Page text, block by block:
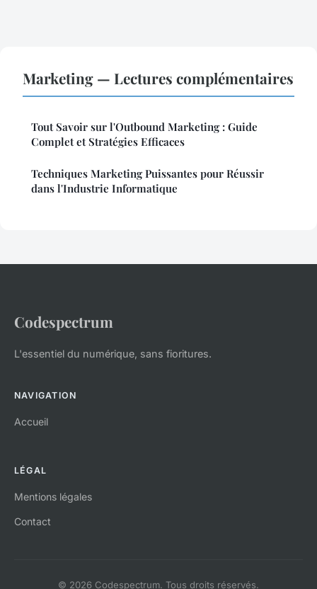
Marketing — Lectures complémentaires
Tout Savoir sur l'Outbound Marketing : Guide
Complet et Stratégies Efficaces
Techniques Marketing Puissantes pour Réussir
dans l'Industrie Informatique
Codespectrum
L'essentiel du numérique, sans fioritures.
NAVIGATION
Accueil
LÉGAL
Mentions légales
Contact
© 2026 Codespectrum. Tous droits réservés.